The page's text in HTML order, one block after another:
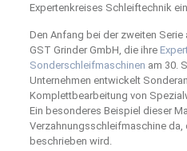
Expertenkreises Schleiftechnik
Den Anfang bei der zweiten Serie
GST Grinder GmbH, die ihre
Sonderschleifmaschinen am 30.
Unternehmen entwickelt
Komplettbearbeitung von
Ein besonderes Beispiel dieser
Verzahnungsschleifmaschine da,
beschrieben wird.